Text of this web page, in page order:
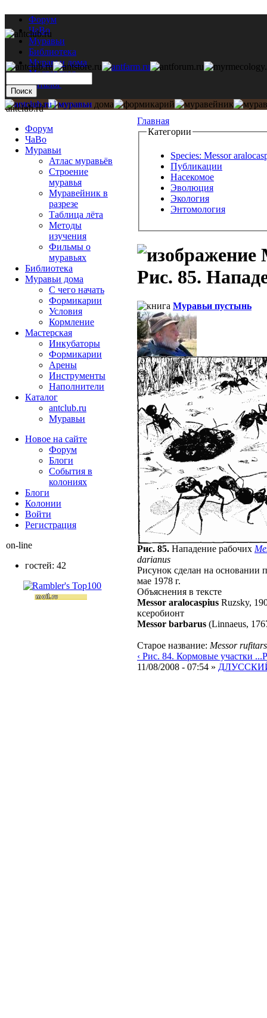
Форум
ЧаВо
Муравьи
Библиотека
Муравьи дома
Мастерская
Каталог
Главная
Категории
Species: Messor
Публикации
Насекомое
Эволюция
Экология
Энтомология
Рис. 85.
Муравьи пустынь
Рис. 85. Нападение рабочих
darianus
Рисунок сделан на основании
мае 1978 г.
Объяснения в тексте
Messor aralocaspius Ruzsky,
ксеробионт
Messor barbarus (Linnaeus,
Старое название: Messor
‹ Рис. 84. Кормовые участки ...
11/08/2008 - 07:54 »
antclub.ru
Форум
ЧаВо
Муравьи
Атлас муравьёв
Строение
муравья
Муравейник в
разрезе
Таблица лёта
Методы
изучения
Фильмы о
муравьях
Библиотека
Муравьи дома
С чего начать
Формикарии
Условия
Кормление
Мастерская
Инкубаторы
Формикарии
Арены
Инструменты
Наполнители
Каталог
antclub.ru
Муравьи
Новое на сайте
Форум
Блоги
События в
колониях
Блоги
Колонии
Войти
Peгиcтpaция
on-line
гостей: 42